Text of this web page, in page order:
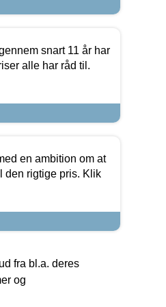
snart 11 år har
alle har råd til.
en ambition om at
den rigtige pris. Klik
fra bl.a. deres
og